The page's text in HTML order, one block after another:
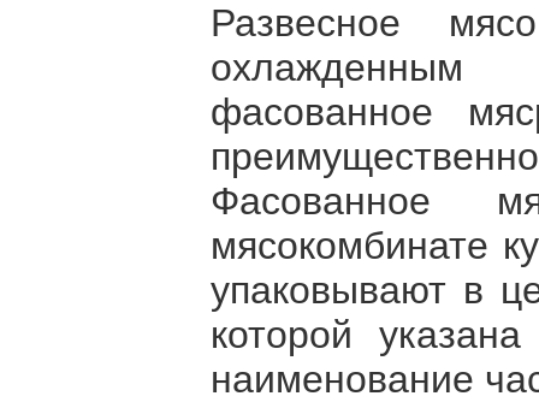
Развесное
фасованное
Фасованное
мясокомбинате
упаковывают в
которой
наименование